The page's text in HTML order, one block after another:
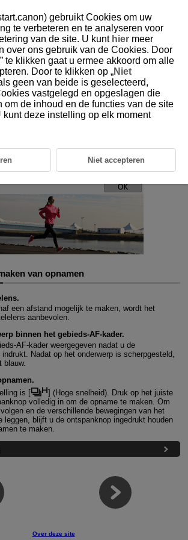
] ( Sport ) om bewegende onderwerpen te
of rijdende voertuigen.
van opnamen
een afstand mogelijk te maken, wordt het
aanbevolen.
binnen het gebieds-AF-kader.
AF-kader weergegeven nadat u de
Nadat op het onderwerp is scherpgesteld,
blauw.
is [
] (Hoge snelheid). Druk op het juiste
volledig in om de opname te maken. Om
en de verschillende bewegingen van het
leggen, blijft u de ontspanknop ingedrukt houden
te maken.
Over deze site
gebruikt Cookies om uw
te verbeteren en te analyseren voor
van de site. U kunt hier meer
over ons gebruik van de Cookies. Door
” te klikken gaat u ermee akkoord om alle
Door te klikken op „Niet
geen van beide is geselecteerd,
vastgelegd en opgeslagen die
om de inhoud en de functies van de site
kunt deze instelling op elk moment
Niet accepteren